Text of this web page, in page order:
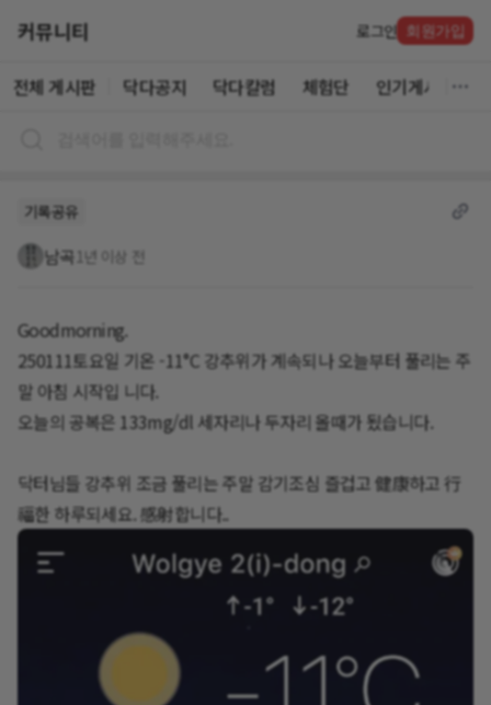
커뮤니티 로그인 회원가입
전체 게시판 닥다공지 닥다칼럼 체험단 인기게시글
기록공유
남곡 1년 이상 전
Goodmorning.
250111토요일 기온 -11°C 강추위가 계속되나 오늘부터 풀리는 주
말 아침 시작입 니다.
오늘의 공복은 133mg/dl 세자리나 두자리 올때가 됬습니다.
닥터님들 강추위 조금 풀리는 주말 감기조심 즐겁고 健康하고 行
福한 하루되세요. 感射합니다..